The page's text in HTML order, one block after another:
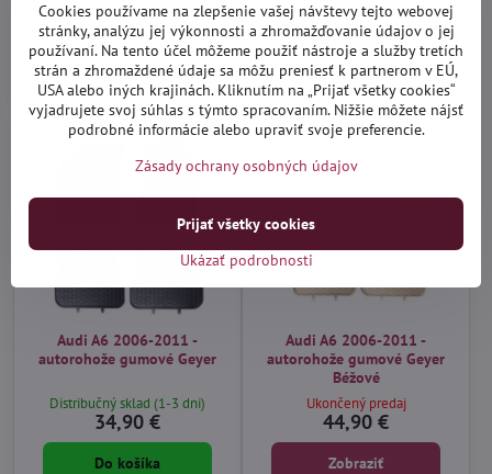
Distribučný sklad (1-3 dni)
29,90 €
Do košíka
Distribučný sklad (1-3 dni)
31,90 €
Do košíka
Audi A6 2006-2011 -
autorohože gumové Geyer
Distribučný sklad (1-3 dni)
34,90 €
Do košíka
Audi A6 2006-2011 -
autorohože gumové Geyer
Béžové
Ukončený predaj
44,90 €
Zobraziť
Cookies používame na zlepšenie vašej návštevy tejto webovej
stránky, analýzu jej výkonnosti a zhromažďovanie údajov o jej
používaní. Na tento účel môžeme použiť nástroje a služby tretích
strán a zhromaždené údaje sa môžu preniesť k partnerom v EÚ,
USA alebo iných krajinách. Kliknutím na „Prijať všetky cookies“
vyjadrujete svoj súhlas s týmto spracovaním. Nižšie môžete nájsť
podrobné informácie alebo upraviť svoje preferencie.
Zásady ochrany osobných údajov
Ukázať podrobnosti
Prijať všetky cookies